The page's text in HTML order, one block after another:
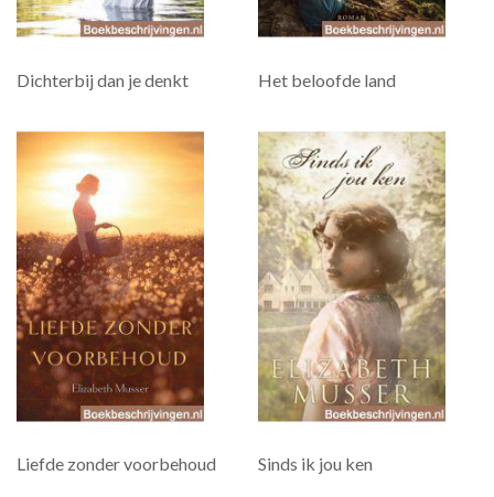
Dichterbij dan je denkt Het beloofde land
Liefde zonder voorbehoud Sinds ik jou ken